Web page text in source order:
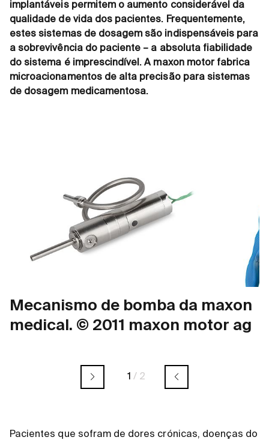
implantáveis permitem o aumento considerável da
qualidade de vida dos pacientes. Frequentemente,
estes sistemas de dosagem são indispensáveis para
a sobrevivência do paciente – a absoluta fiabilidade
do sistema é imprescindível. A maxon motor fabrica
microacionamentos de alta precisão para sistemas
de dosagem medicamentosa.
Mecanismo de bomba da maxon
medical. © 2011 maxon motor ag
1 / 2
Pacientes que sofram de dores crónicas, doenças do